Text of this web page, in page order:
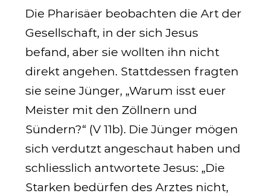
Die Pharisäer beobachten die Art der
Gesellschaft, in der sich Jesus
befand, aber sie wollten ihn nicht
direkt angehen. Stattdessen fragten
sie seine Jünger, „Warum isst euer
Meister mit den Zöllnern und
Sündern?“ (V 11b). Die Jünger mögen
sich verdutzt angeschaut haben und
schliesslich antwortete Jesus: „Die
Starken bedürfen des Arztes nicht,